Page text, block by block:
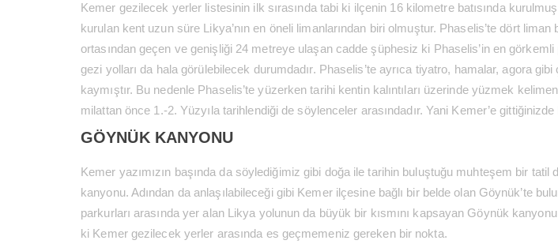
Kemer gezilecek yerler listesinin ilk sırasında tabi ki ilçenin 16 kilometre batısında
kurulan kent uzun süre Likya’nın en öneli limanlarından biri olmuştur. Phaselis’te dört
ortasından geçen ve genişliği 24 metreye ulaşan cadde şüphesiz ki Phaselis’in en
gezi yolları da hala görülebilecek durumdadır. Phaselis’te ayrıca tiyatro, hamalar, agora
kaymıştır. Bu nedenle Phaselis’te yüzerken tarihi kentin kalıntıları üzerinde yüzmek
milattan önce 1.-2. Yüzyıla tarihlendiği de söylenceler arasındadır. Yani Kemer’e
GÖYNÜK KANYONU
Kemer yazımızın başında da söylediğimiz gibi doğa ile tarihin buluştuğu muhteşem bir
kanyonu. Adından da anlaşılabileceği gibi Kemer ilçesine bağlı bir belde olan Göynük’te
parkurları arasında yer alan Likya yolunun da büyük bir kısmını kapsayan Göynük
ki Kemer gezilecek yerler arasında es geçmemeniz gereken bir nokta.